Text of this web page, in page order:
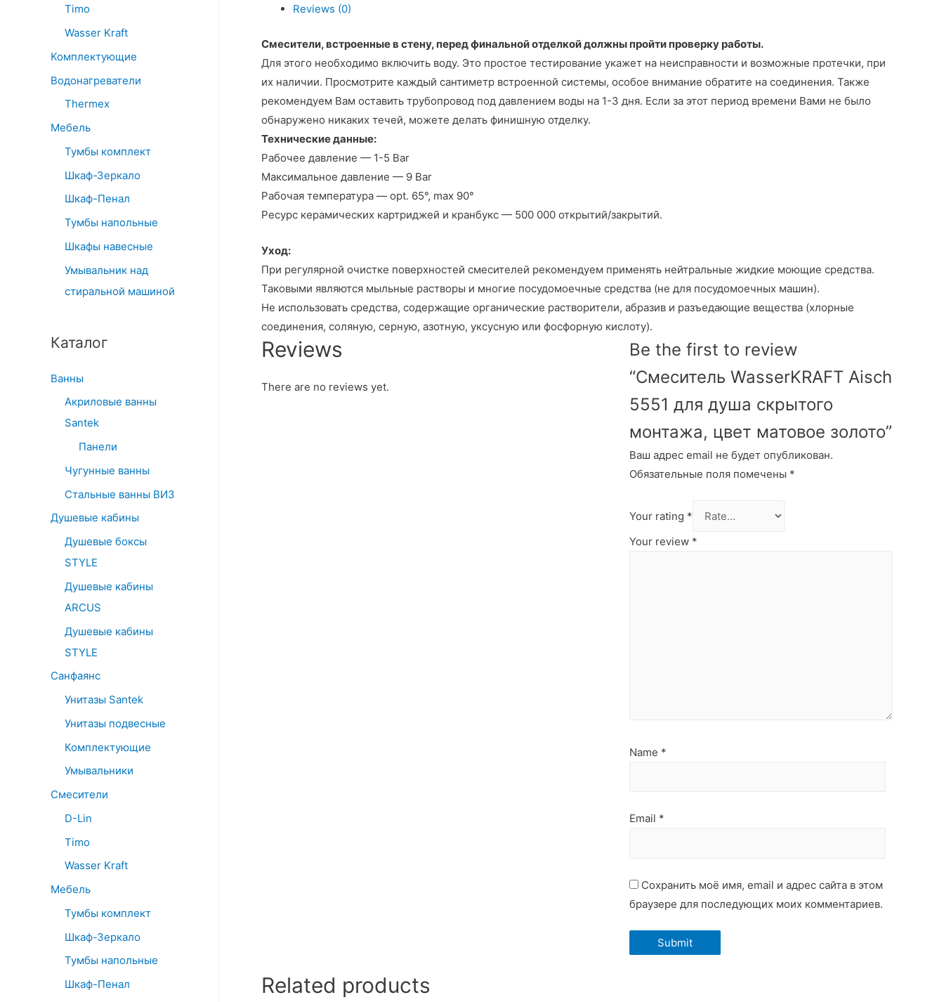
Timo
Wasser Kraft
Комплектующие
Водонагреватели
Thermex
Мебель
Тумбы комплект
Шкаф-Зеркало
Шкаф-Пенал
Тумбы напольные
Шкафы навесные
Умывальник над
стиральной машиной
Каталог
Ванны
Акриловые ванны
Santek
Панели
Чугунные ванны
Стальные ванны ВИЗ
Душевые кабины
Душевые боксы
STYLE
Душевые кабины
ARCUS
Душевые кабины
STYLE
Санфаянс
Унитазы Santek
Унитазы подвесные
Комплектующие
Умывальники
Смесители
D-Lin
Timo
Wasser Kraft
Мебель
Тумбы комплект
Шкаф-Зеркало
Тумбы напольные
Шкаф-Пенал
Reviews (0)
Смесители, встроенные в стену, перед финальной отделкой должны пройти проверку работы.
Для этого необходимо включить воду. Это простое тестирование укажет на неисправности и возможные протечки, при
их наличии. Просмотрите каждый сантиметр встроенной системы, особое внимание обратите на соединения. Также
рекомендуем Вам оставить трубопровод под давлением воды на 1-3 дня. Если за этот период времени Вами не было
обнаружено никаких течей, можете делать финишную отделку.
Технические данные:
Рабочее давление — 1-5 Bar
Максимальное давление — 9 Bar
Рабочая температура — opt. 65°, max 90°
Ресурс керамических картриджей и кранбукс — 500 000 открытий/закрытий.
Уход:
При регулярной очистке поверхностей смесителей рекомендуем применять нейтральные жидкие моющие средства.
Таковыми являются мыльные растворы и многие посудомоечные средства (не для посудомоечных машин).
Не использовать средства, содержащие органические растворители, абразив и разъедающие вещества (хлорные
соединения, соляную, серную, азотную, уксусную или фосфорную кислоту).
Reviews
There are no reviews yet.
Be the first to review
“Смеситель WasserKRAFT Aisch
5551 для душа скрытого
монтажа, цвет матовое золото”
Ваш адрес email не будет опубликован.
Обязательные поля помечены *
Your rating *
Your review *
Name *
Email *
Сохранить моё имя, email и адрес сайта в этом
браузере для последующих моих комментариев.
Related products